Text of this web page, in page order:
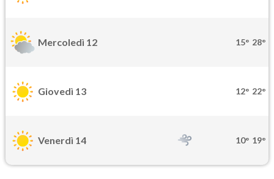
Mercoledì 12 15° 28°
Giovedì 13 12° 22°
Venerdì 14 10° 19°